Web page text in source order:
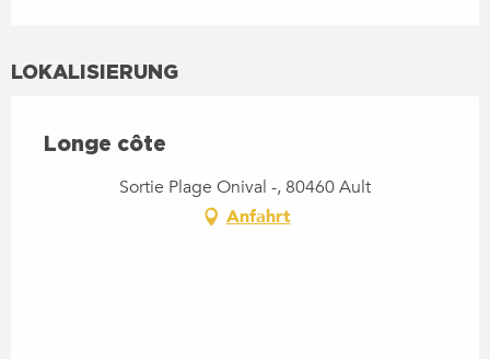
LOKALISIERUNG
Longe côte
Sortie Plage Onival -, 80460 Ault
Anfahrt